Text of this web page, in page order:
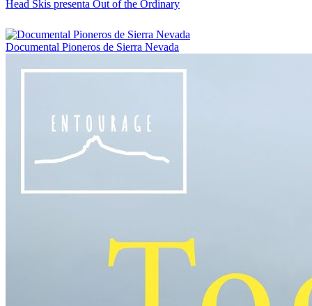
Head Skis presenta Out of the Ordinary
Documental Pioneros de Sierra Nevada